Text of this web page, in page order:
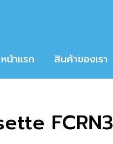
หน้าแรก สินค้าของเรา